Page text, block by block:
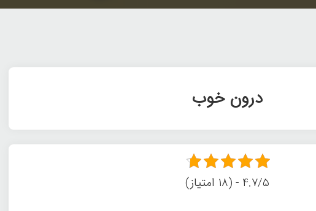
درون خوب
4.7/5 - (18 امتیاز)